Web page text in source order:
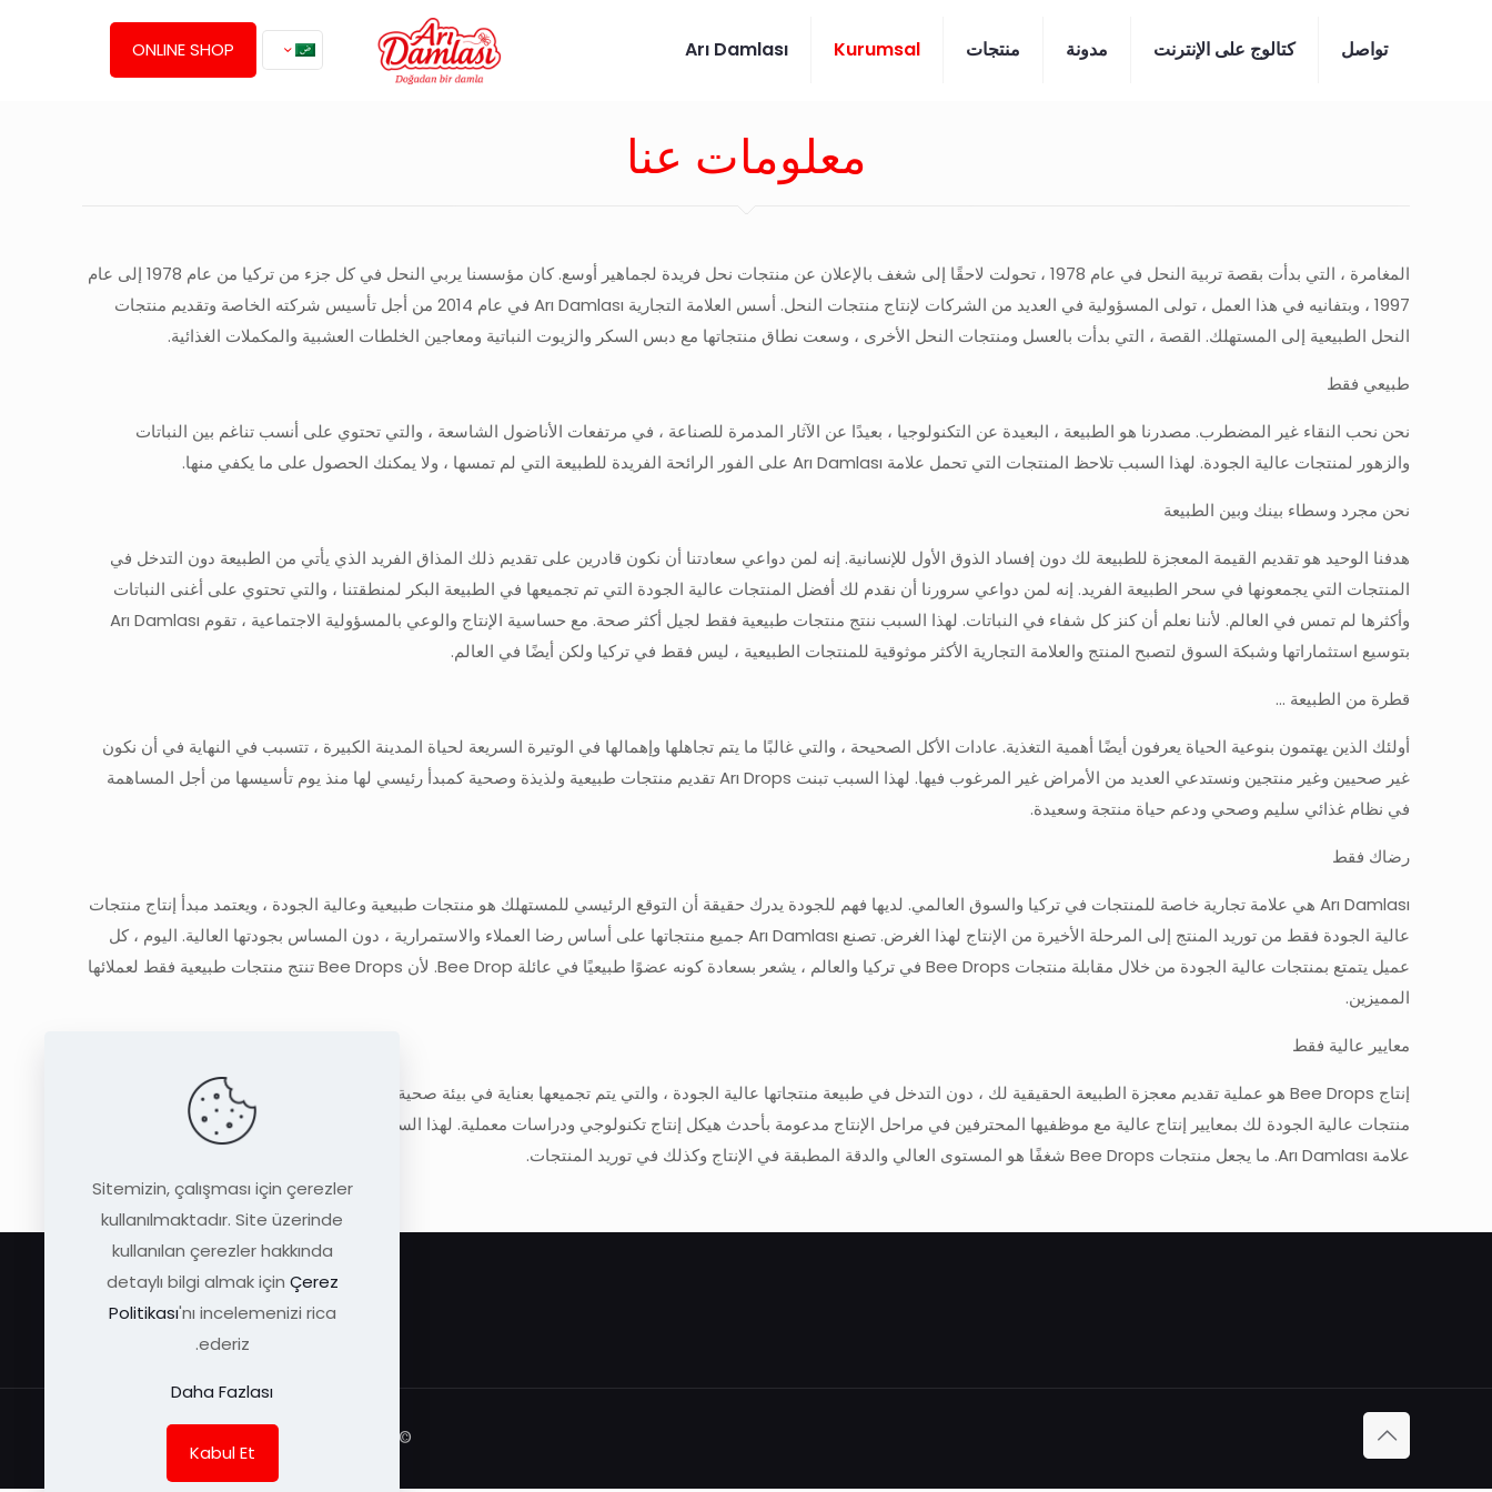
Arı Damlası Kurumsal منتجات مدونة كتالوج على الإنترنت تواصل ONLINE SHOP
معلومات عنا
المغامرة ، التي بدأت بقصة تربية النحل في عام 1978 ، تحولت لاحقًا إلى شغف بالإعلان عن منتجات نحل فريدة لجماهير أوسع. كان مؤسسنا يربي النحل في كل جزء من تركيا من عام 1978 إلى عام
1997 ، وبتفانيه في هذا العمل ، تولى المسؤولية في العديد من الشركات لإنتاج منتجات النحل. أسس العلامة التجارية Arı Damlası في عام 2014 من أجل تأسيس شركته الخاصة وتقديم منتجات
النحل الطبيعية إلى المستهلك. القصة ، التي بدأت بالعسل ومنتجات النحل الأخرى ، وسعت نطاق منتجاتها مع دبس السكر والزيوت النباتية ومعاجين الخلطات العشبية والمكملات الغذائية.
طبيعي فقط
نحن نحب النقاء غير المضطرب. مصدرنا هو الطبيعة ، البعيدة عن التكنولوجيا ، بعيدًا عن الآثار المدمرة للصناعة ، في مرتفعات الأناضول الشاسعة ، والتي تحتوي على أنسب تناغم بين النباتات
والزهور لمنتجات عالية الجودة. لهذا السبب تلاحظ المنتجات التي تحمل علامة Arı Damlası على الفور الرائحة الفريدة للطبيعة التي لم تمسها ، ولا يمكنك الحصول على ما يكفي منها.
نحن مجرد وسطاء بينك وبين الطبيعة
هدفنا الوحيد هو تقديم القيمة المعجزة للطبيعة لك دون إفساد الذوق الأول للإنسانية. إنه لمن دواعي سعادتنا أن نكون قادرين على تقديم ذلك المذاق الفريد الذي يأتي من الطبيعة دون التدخل في
المنتجات التي يجمعونها في سحر الطبيعة الفريد. إنه لمن دواعي سرورنا أن نقدم لك أفضل المنتجات عالية الجودة التي تم تجميعها في الطبيعة البكر لمنطقتنا ، والتي تحتوي على أغنى النباتات
وأكثرها لم تمس في العالم. لأننا نعلم أن كنز كل شفاء في النباتات. لهذا السبب ننتج منتجات طبيعية فقط لجيل أكثر صحة. مع حساسية الإنتاج والوعي بالمسؤولية الاجتماعية ، تقوم Arı Damlası
بتوسيع استثماراتها وشبكة السوق لتصبح المنتج والعلامة التجارية الأكثر موثوقية للمنتجات الطبيعية ، ليس فقط في تركيا ولكن أيضًا في العالم.
قطرة من الطبيعة ...
أولئك الذين يهتمون بنوعية الحياة يعرفون أيضًا أهمية التغذية. عادات الأكل الصحيحة ، والتي غالبًا ما يتم تجاهلها وإهمالها في الوتيرة السريعة لحياة المدينة الكبيرة ، تتسبب في النهاية في أن نكون
غير صحيين وغير منتجين ونستدعي العديد من الأمراض غير المرغوب فيها. لهذا السبب تبنت Arı Drops تقديم منتجات طبيعية ولذيذة وصحية كمبدأ رئيسي لها منذ يوم تأسيسها من أجل المساهمة
في نظام غذائي سليم وصحي ودعم حياة منتجة وسعيدة.
رضاك فقط
Arı Damlası هي علامة تجارية خاصة للمنتجات في تركيا والسوق العالمي. لديها فهم للجودة يدرك حقيقة أن التوقع الرئيسي للمستهلك هو منتجات طبيعية وعالية الجودة ، ويعتمد مبدأ إنتاج منتجات
عالية الجودة فقط من توريد المنتج إلى المرحلة الأخيرة من الإنتاج لهذا الغرض. تصنع Arı Damlası جميع منتجاتها على أساس رضا العملاء والاستمرارية ، دون المساس بجودتها العالية. اليوم ، كل
عميل يتمتع بمنتجات عالية الجودة من خلال مقابلة منتجات Bee Drops في تركيا والعالم ، يشعر بسعادة كونه عضوًا طبيعيًا في عائلة Bee Drop. لأن Bee Drops تنتج منتجات طبيعية فقط لعملائها
المميزين.
معايير عالية فقط
منتجات عالية الجودة لك بمعايير إنتاج عالية مع موظفيها المحترفين في مراحل الإنتاج مدعومة بأحدث هيكل إنتاج تكنولوجي ودراسات معملية. لهذا السبب تجد نفس الجودة والثقة في كل منتج يحمل
علامة Arı Damlası. ما يجعل منتجات Bee Drops شغفًا هو المستوى العالي والدقة المطبقة في الإنتاج وكذلك في توريد المنتجات.
© Arı Damlası | Tüm Hakları Saklıdır |
Sitemizin, çalışması için çerezler
kullanılmaktadır. Site üzerinde
kullanılan çerezler hakkında
detaylı bilgi almak için Çerez
Politikası'nı incelemenizi rica
ederiz.
Daha Fazlası
Kabul Et